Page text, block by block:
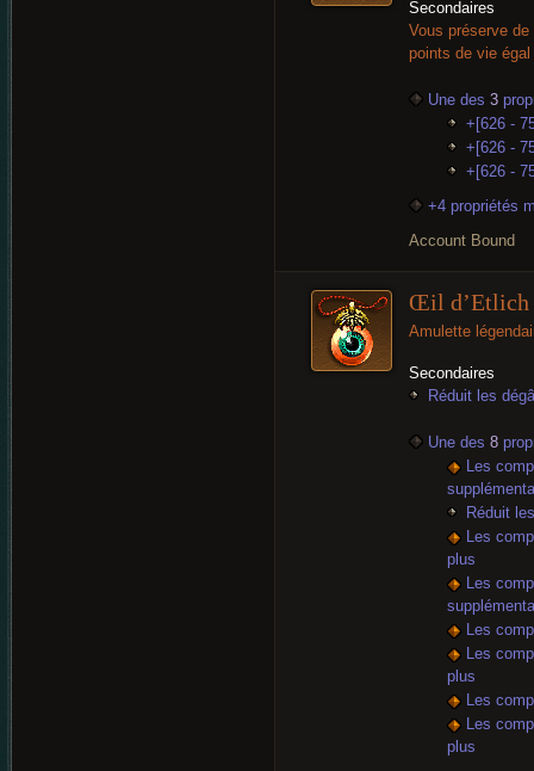
Secondaires
Vous préserve
points de vie
Une des 3
+[626 -
+[626 -
+[626 -
+4 propriétés
Account Bound
Œil d’Etlich
Amulette
Secondaires
Réduit les
Une des 8
Les
Réduit
Les
plus
Les
Les
Les
plus
Les
Les
plus